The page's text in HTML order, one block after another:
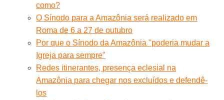
como?
O Sínodo para a Amazônia será realizado em
Roma de 6 a 27 de outubro
Por que o Sínodo da Amazônia "poderia mudar a
Igreja para sempre"
Redes itinerantes, presença eclesial na
Amazônia para chegar nos excluídos e defendê-
los